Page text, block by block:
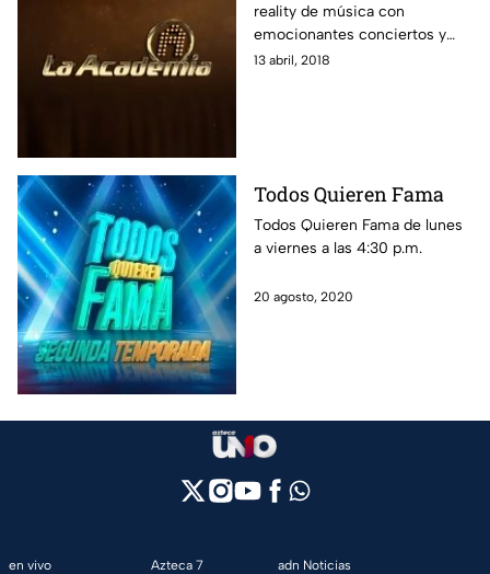
reality de música con
emocionantes conciertos y
críticas, donde jóvenes
revive los conciertos.
13 abril, 2018
Todos Quieren Fama
Todos Quieren Fama de lunes
a viernes a las 4:30 p.m.
20 agosto, 2020
en vivo
Azteca 7
adn Noticias